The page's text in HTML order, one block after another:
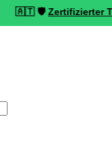
Zertifizierter Trusted